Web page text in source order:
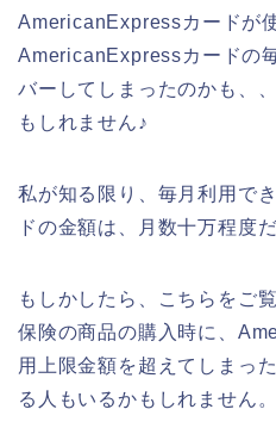
AmericanExpressカードが
AmericanExpressカードの
バーしてしまったのかも、
もしれません♪
私が知る限り、毎月利用で
ドの金額は、月数十万程度
もしかしたら、こちらをご
保険の商品の購入時に、
用上限金額を超えてしまっ
る人もいるかもしれません。